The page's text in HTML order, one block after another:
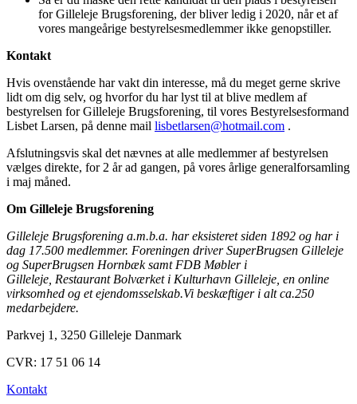
for Gilleleje Brugsforening, der bliver ledig i 2020, når et af
vores mangeårige bestyrelsesmedlemmer ikke genopstiller.
Kontakt
Hvis ovenstående har vakt din interesse, må du meget gerne skrive
lidt om dig selv, og hvorfor du har lyst til at blive medlem af
bestyrelsen for Gilleleje Brugsforening, til vores Bestyrelsesformand
Lisbet Larsen, på denne mail lisbetlarsen@hotmail.com .
Afslutningsvis skal det nævnes at alle medlemmer af bestyrelsen
vælges direkte, for 2 år ad gangen, på vores årlige generalforsamling
i maj måned.
Om Gilleleje Brugsforening
Gilleleje Brugsforening a.m.b.a. har eksisteret siden 1892 og har i
dag 17.500 medlemmer. Foreningen driver SuperBrugsen Gilleleje
og SuperBrugsen Hornbæk samt FDB Møbler i
Gilleleje, Restaurant Bolværket i Kulturhavn Gilleleje, en online
virksomhed og et ejendomsselskab.Vi beskæftiger i alt ca.250
medarbejdere.
Parkvej 1, 3250 Gilleleje Danmark
CVR: 17 51 06 14
Kontakt